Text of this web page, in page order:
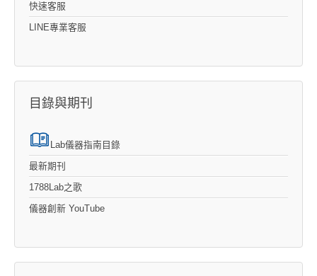
快速客服
LINE專業客服
目錄與期刊
Lab儀器指南目錄
最新期刊
1788Lab之歌
儀器創新 YouTube